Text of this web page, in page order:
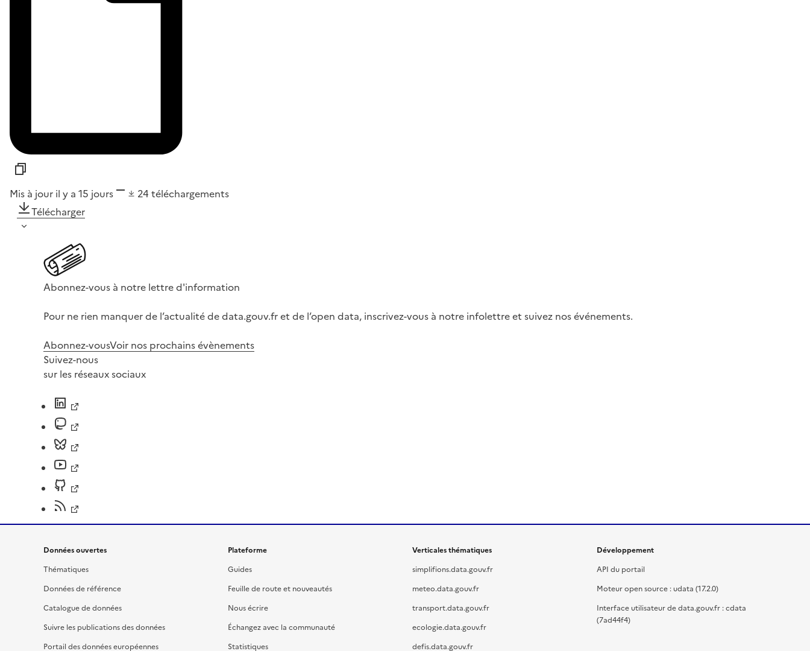
Mis à jour il y a 15 jours 24 téléchargements
Télécharger
Abonnez-vous à notre lettre d'information
Pour ne rien manquer de l’actualité de data.gouv.fr et de l’open data, inscrivez-vous à notre infolettre et suivez nos événements.
Abonnez-vousVoir nos prochains évènements
Suivez-nous
sur les réseaux sociaux
Données ouvertes
Thématiques
Données de référence
Catalogue de données
Suivre les publications des données
Portail des données européennes
Plateforme
Guides
Feuille de route et nouveautés
Nous écrire
Échangez avec la communauté
Statistiques
Verticales thématiques
simplifions.data.gouv.fr
meteo.data.gouv.fr
transport.data.gouv.fr
ecologie.data.gouv.fr
defis.data.gouv.fr
Développement
API du portail
Moteur open source : udata (17.2.0)
Interface utilisateur de data.gouv.fr : cdata
(7ad44f4)